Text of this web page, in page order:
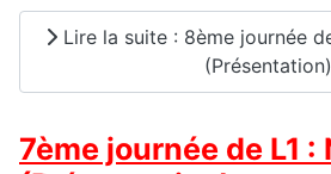
Lire la suite : 8ème journée
(Présentation)
7ème journée de L1